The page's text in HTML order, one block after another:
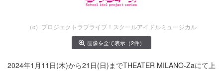
（c）プロジェクトラブライブ！スクールアイドルミュージカル
画像を全て表示（2件）
2024年1月11日(木)から21日(日)までTHEATER MILANO-Zaにて上